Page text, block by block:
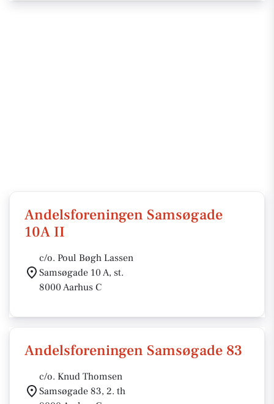
Andelsforeningen Samsøgade
10A II
c/o. Poul Bøgh Lassen
Samsøgade 10 A, st.
8000 Aarhus C
Andelsforeningen Samsøgade 83
c/o. Knud Thomsen
Samsøgade 83, 2. th